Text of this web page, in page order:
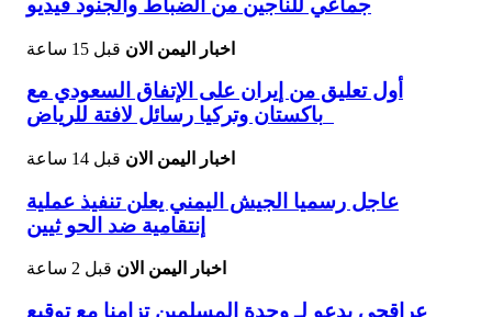
جماعي للناجين من الضباط والجنود فيديو
اخبار اليمن الان قبل 15 ساعة
أول تعليق من إيران على الإتفاق السعودي مع
اخبار اليمن الان قبل 14 ساعة
عاجل رسميا الجيش اليمني يعلن تنفيذ عملية
إنتقامية ضد الحو ثيين
اخبار اليمن الان قبل 2 ساعة
عراقجي يدعو لـ وحدة المسلمين تزامنا مع توقيع